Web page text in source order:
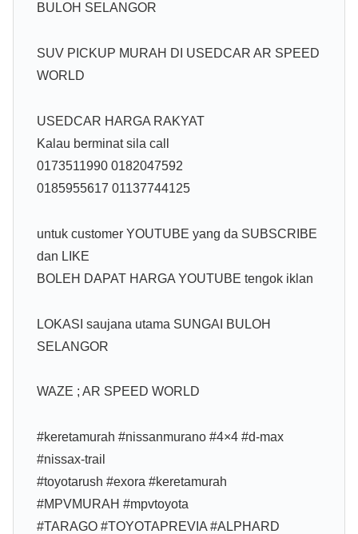
BULOH SELANGOR
SUV PICKUP MURAH DI USEDCAR AR SPEED
WORLD
USEDCAR HARGA RAKYAT
Kalau berminat sila call
0173511990 0182047592
0185955617 01137744125
untuk customer YOUTUBE yang da SUBSCRIBE
dan LIKE
BOLEH DAPAT HARGA YOUTUBE tengok iklan
LOKASI saujana utama SUNGAI BULOH
SELANGOR
WAZE ; AR SPEED WORLD
#keretamurah #nissanmurano #4×4 #d-max
#nissax-trail
#toyotarush #exora #keretamurah
#MPVMURAH #mpvtoyota
#TARAGO #TOYOTAPREVIA #ALPHARD